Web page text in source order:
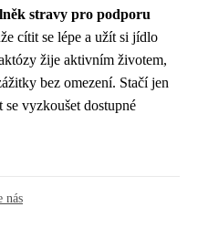
stravy pro podporu
cítit se lépe a užít si jídlo
žije aktivním životem,
bez omezení. Stačí jen
se vyzkoušet dostupné
nás